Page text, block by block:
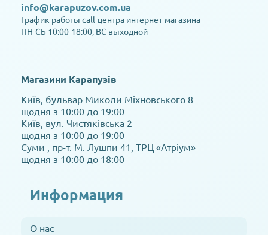
info@karapuzov.com.ua
График работы call-центра интернет-магазина
ПН-СБ 10:00-18:00, ВС выходной
Магазини Карапузів
Київ, бульвар Миколи Міхновського 8
щодня з 10:00 до 19:00
Київ, вул. Чистяківська 2
щодня з 10:00 до 19:00
Суми , пр-т. М. Лушпи 41, ТРЦ «Атріум»
щодня з 10:00 до 18:00
Информация
О нас